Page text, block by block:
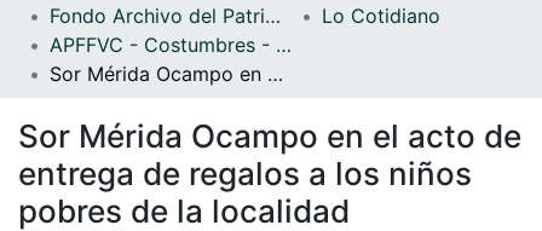
Statistics
Fondo Archivo del Patrimonio Fotográfico y Fílmico del Valle del Cauca
Lo Cotidiano
APFFVC - Costumbres - Patrimonial
Sor Mérida Ocampo en el acto de entrega de regalos a los niños pobres de la localidad
Sor Mérida Ocampo en el acto de
entrega de regalos a los niños
pobres de la localidad